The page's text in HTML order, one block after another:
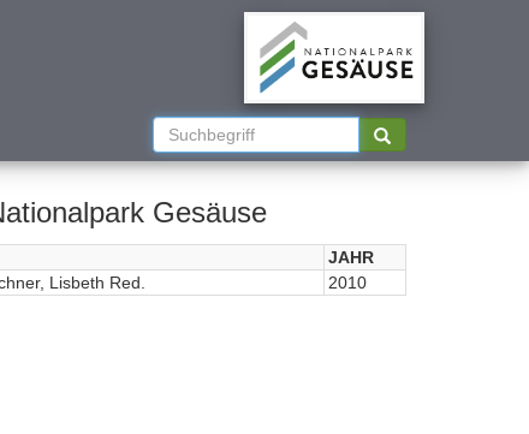
Gesäuse
JAHR
Lisbeth Red. 2010